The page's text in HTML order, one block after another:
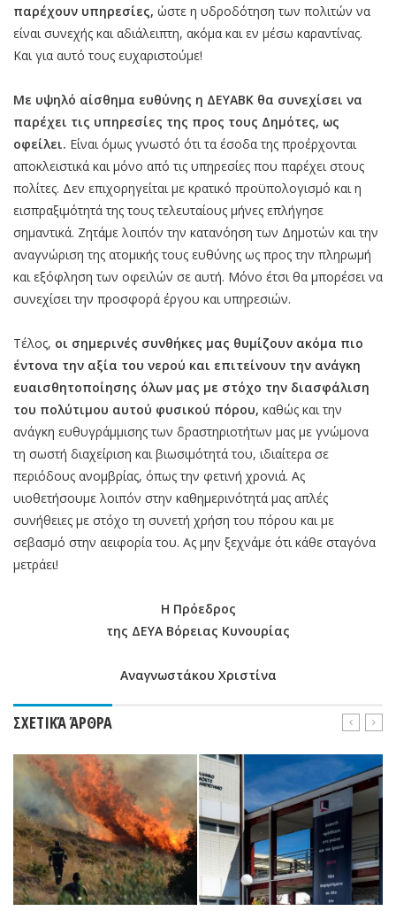
παρέχουν υπηρεσίες, ώστε η υδροδότηση των πολιτών να
είναι συνεχής και αδιάλειπτη, ακόμα και εν μέσω καραντίνας.
Και για αυτό τους ευχαριστούμε!
Με υψηλό αίσθημα ευθύνης η ΔΕΥΑΒΚ θα συνεχίσει να
παρέχει τις υπηρεσίες της προς τους Δημότες, ως
οφείλει. Είναι όμως γνωστό ότι τα έσοδα της προέρχονται
αποκλειστικά και μόνο από τις υπηρεσίες που παρέχει στους
πολίτες. Δεν επιχορηγείται με κρατικό προϋπολογισμό και η
εισπραξιμότητά της τους τελευταίους μήνες επλήγησε
σημαντικά. Ζητάμε λοιπόν την κατανόηση των Δημοτών και την
αναγνώριση της ατομικής τους ευθύνης ως προς την πληρωμή
και εξόφληση των οφειλών σε αυτή. Μόνο έτσι θα μπορέσει να
συνεχίσει την προσφορά έργου και υπηρεσιών.
Τέλος, οι σημερινές συνθήκες μας θυμίζουν ακόμα πιο
έντονα την αξία του νερού και επιτείνουν την ανάγκη
ευαισθητοποίησης όλων μας με στόχο την διασφάλιση
του πολύτιμου αυτού φυσικού πόρου, καθώς και την
ανάγκη ευθυγράμμισης των δραστηριοτήτων μας με γνώμονα
τη σωστή διαχείριση και βιωσιμότητά του, ιδιαίτερα σε
περιόδους ανομβρίας, όπως την φετινή χρονιά. Ας
υιοθετήσουμε λοιπόν στην καθημερινότητά μας απλές
συνήθειες με στόχο τη συνετή χρήση του πόρου και με
σεβασμό στην αειφορία του. Ας μην ξεχνάμε ότι κάθε σταγόνα
μετράει!
Η Πρόεδρος
της ΔΕΥΑ Βόρειας Κυνουρίας
Αναγνωστάκου Χριστίνα
ΣΧΕΤΙΚΆ ΆΡΘΡΑ